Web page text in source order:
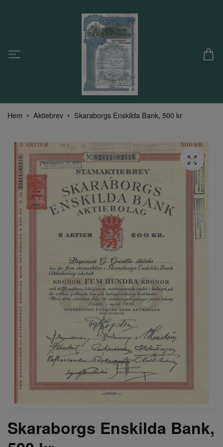
Hem Aktiebrev Skaraborgs Enskilda Bank, 500 kr
Skaraborgs Enskilda Bank,